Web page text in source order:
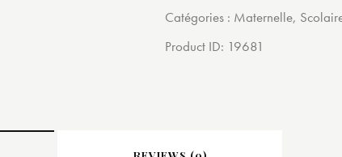
Catégories : Maternelle,
Product ID: 19681